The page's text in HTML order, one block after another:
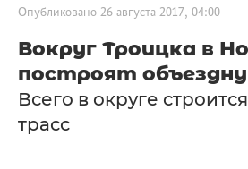
Опубликовано 26 августа 2017, 04:00
Вокруг Троицка в
построят
Всего в округе
трасс